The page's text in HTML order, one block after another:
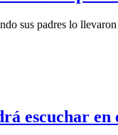
sus padres lo
escuchar